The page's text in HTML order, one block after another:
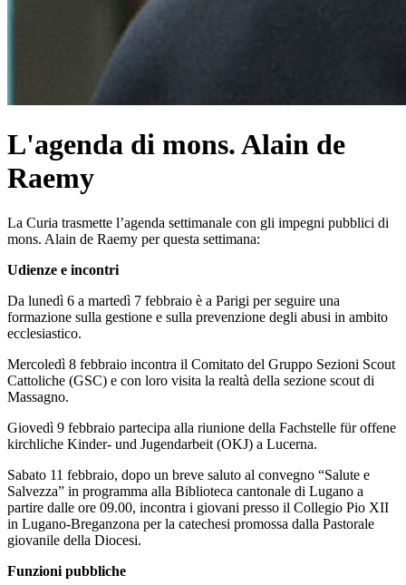
L'agenda di mons. Alain de
Raemy
La Curia trasmette l’agenda settimanale con gli impegni pubblici di
mons. Alain de Raemy per questa settimana:
Udienze e incontri
Da lunedì 6 a martedì 7 febbraio è a Parigi per seguire una
formazione sulla gestione e sulla prevenzione degli abusi in ambito
ecclesiastico.
Mercoledì 8 febbraio incontra il Comitato del Gruppo Sezioni Scout
Cattoliche (GSC) e con loro visita la realtà della sezione scout di
Massagno.
Giovedì 9 febbraio partecipa alla riunione della Fachstelle für offene
kirchliche Kinder- und Jugendarbeit (OKJ) a Lucerna.
Sabato 11 febbraio, dopo un breve saluto al convegno “Salute e
Salvezza” in programma alla Biblioteca cantonale di Lugano a
partire dalle ore 09.00, incontra i giovani presso il Collegio Pio XII
in Lugano-Breganzona per la catechesi promossa dalla Pastorale
giovanile della Diocesi.
Funzioni pubbliche